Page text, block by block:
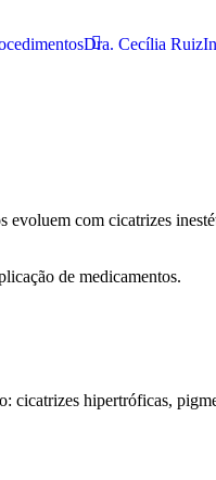
Dra. Cecília Ruiz
com cicatrizes
de medicamentos.
cicatrizes hipertróficas,